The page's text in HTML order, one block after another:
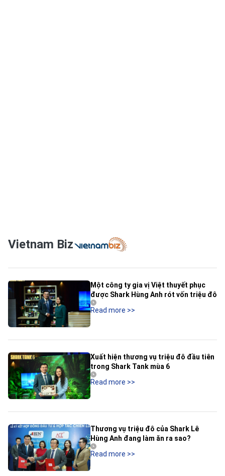
Vietnam Biz
Một công ty gia vị Việt thuyết phục
được Shark Hùng Anh rót vốn triệu đô
Read more >>
Xuất hiện thương vụ triệu đô đầu tiên
trong Shark Tank mùa 6
Read more >>
Thương vụ triệu đô của Shark Lê
Hùng Anh đang làm ăn ra sao?
Read more >>